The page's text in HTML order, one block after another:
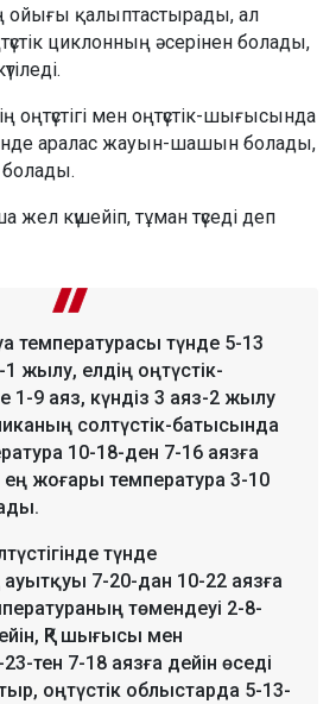
ойығы қалыптастырады, ал
циклонның әсерінен болады,
оңтүстігі мен оңтүстік-шығысында
аралас жауын-шашын болады,
күшейіп, тұман түседі деп
температурасы түнде 5-13
1 жылу, елдің оңтүстік-
1-9 аяз, күндіз 3 аяз-2 жылу
солтүстік-батысында
10-18-ден 7-16 аязға
ең жоғары температура 3-10
түнде
7-20-дан 10-22 аязға
төмендеуі 2-8-
ҚР шығысы мен
тен 7-18 аязға дейін өседі
оңтүстік облыстарда 5-13-